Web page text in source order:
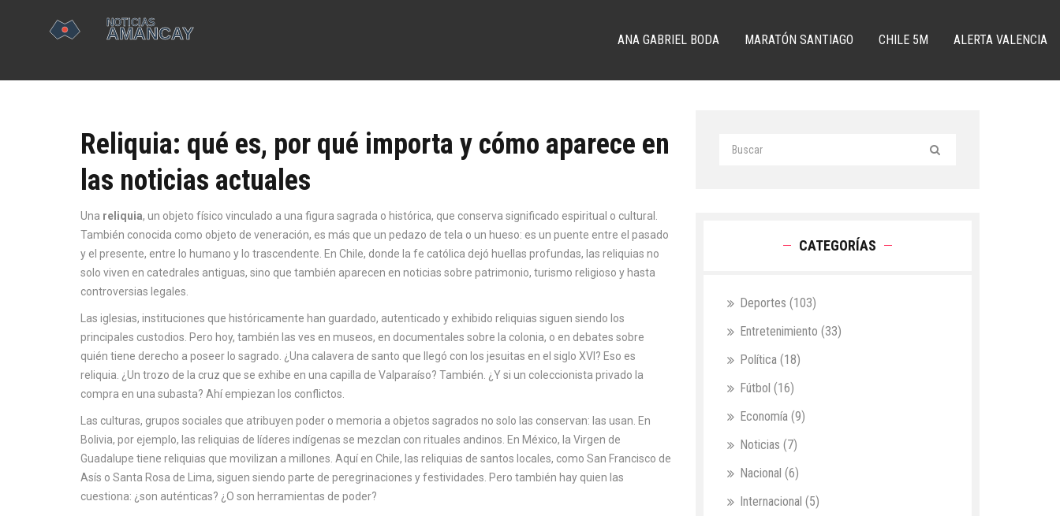
ANA GABRIEL BODA MARATÓN SANTIAGO CHILE 5M ALERTA VALENCIA
Reliquia: qué es, por qué importa y cómo aparece en
las noticias actuales
Una reliquia, un objeto físico vinculado a una figura sagrada o histórica, que conserva significado espiritual o cultural
También conocida como objeto de veneración, es más que un pedazo de tela o un hueso: es un puente entre el pasado
y el presente, entre lo humano y lo trascendente. En Chile, donde la fe católica dejó huellas profundas, las reliquias no
solo viven en catedrales antiguas, sino que también aparecen en noticias sobre patrimonio, turismo religioso y hasta
controversias legales.
Las iglesias, instituciones que históricamente han guardado, autenticado y exhibido reliquias siguen siendo los
principales custodios. Pero hoy, también las ves en museos, en documentales sobre la colonia, o en debates sobre
quién tiene derecho a poseer lo sagrado. ¿Una calavera de santo que llegó con los jesuitas en el siglo XVI? Eso es
reliquia. ¿Un trozo de la cruz que se exhibe en una capilla de Valparaíso? También. ¿Y si un coleccionista privado la
compra en una subasta? Ahí empiezan los conflictos.
Las culturas, grupos sociales que atribuyen poder o memoria a objetos sagrados no solo las conservan: las usan. En
Bolivia, por ejemplo, las reliquias de líderes indígenas se mezclan con rituales andinos. En México, la Virgen de
Guadalupe tiene reliquias que movilizan a millones. Aquí en Chile, las reliquias de santos locales, como San Francisco de
Asís o Santa Rosa de Lima, siguen siendo parte de peregrinaciones y festividades. Pero también hay quien las
cuestiona: ¿son auténticas? ¿O son herramientas de poder?
CATEGORÍAS
Deportes (103)
Entretenimiento (33)
Política (18)
Fútbol (16)
Economía (9)
Noticias (7)
Nacional (6)
Internacional (5)